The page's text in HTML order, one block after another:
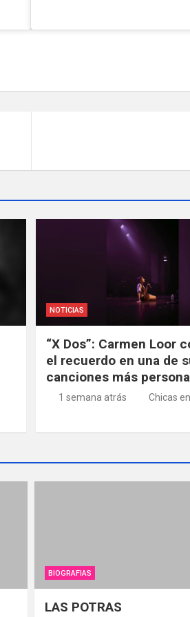
NOTICIAS
“X Dos”: Carmen Loor
el recuerdo en una de
canciones más
1 semana atrás Chicas
BIOGRAFIAS
LAS POTRAS